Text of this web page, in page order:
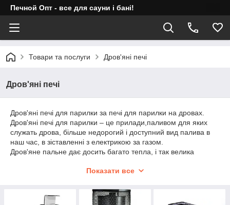
Печной Опт - все для сауни і бані!
Товари та послуги Дров'яні печі
Дров'яні печі
Дров'яні печі для парилки за печі для парилки на дровах.
Дров'яні печі для парилки – це прилади,паливом для яких
служать дрова, більше недорогий і доступний вид палива в
наш час, в зіставленні з електрикою за газом.
Дров'яне пальне дає досить багато тепла, і так велика
печей. У деяких моделей є бак для води.
много различных моделей. Инновационные модели быстро
наганяют температуру, что позволяет париться
Показати все